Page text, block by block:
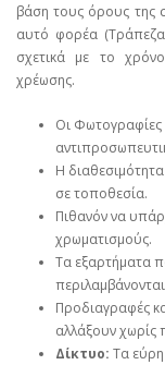
βάση τους όρους της
αυτό φορέα (Τράπεζα
σχετικά με το
χρέωσης.
Οι Φωτογραφίες
Η
σε τοποθεσία.
Πιθανόν να
χρωματισμούς.
Τα εξαρτήματα
Προδιαγραφές
αλλάξουν χωρίς
Δίκτυο: Τα